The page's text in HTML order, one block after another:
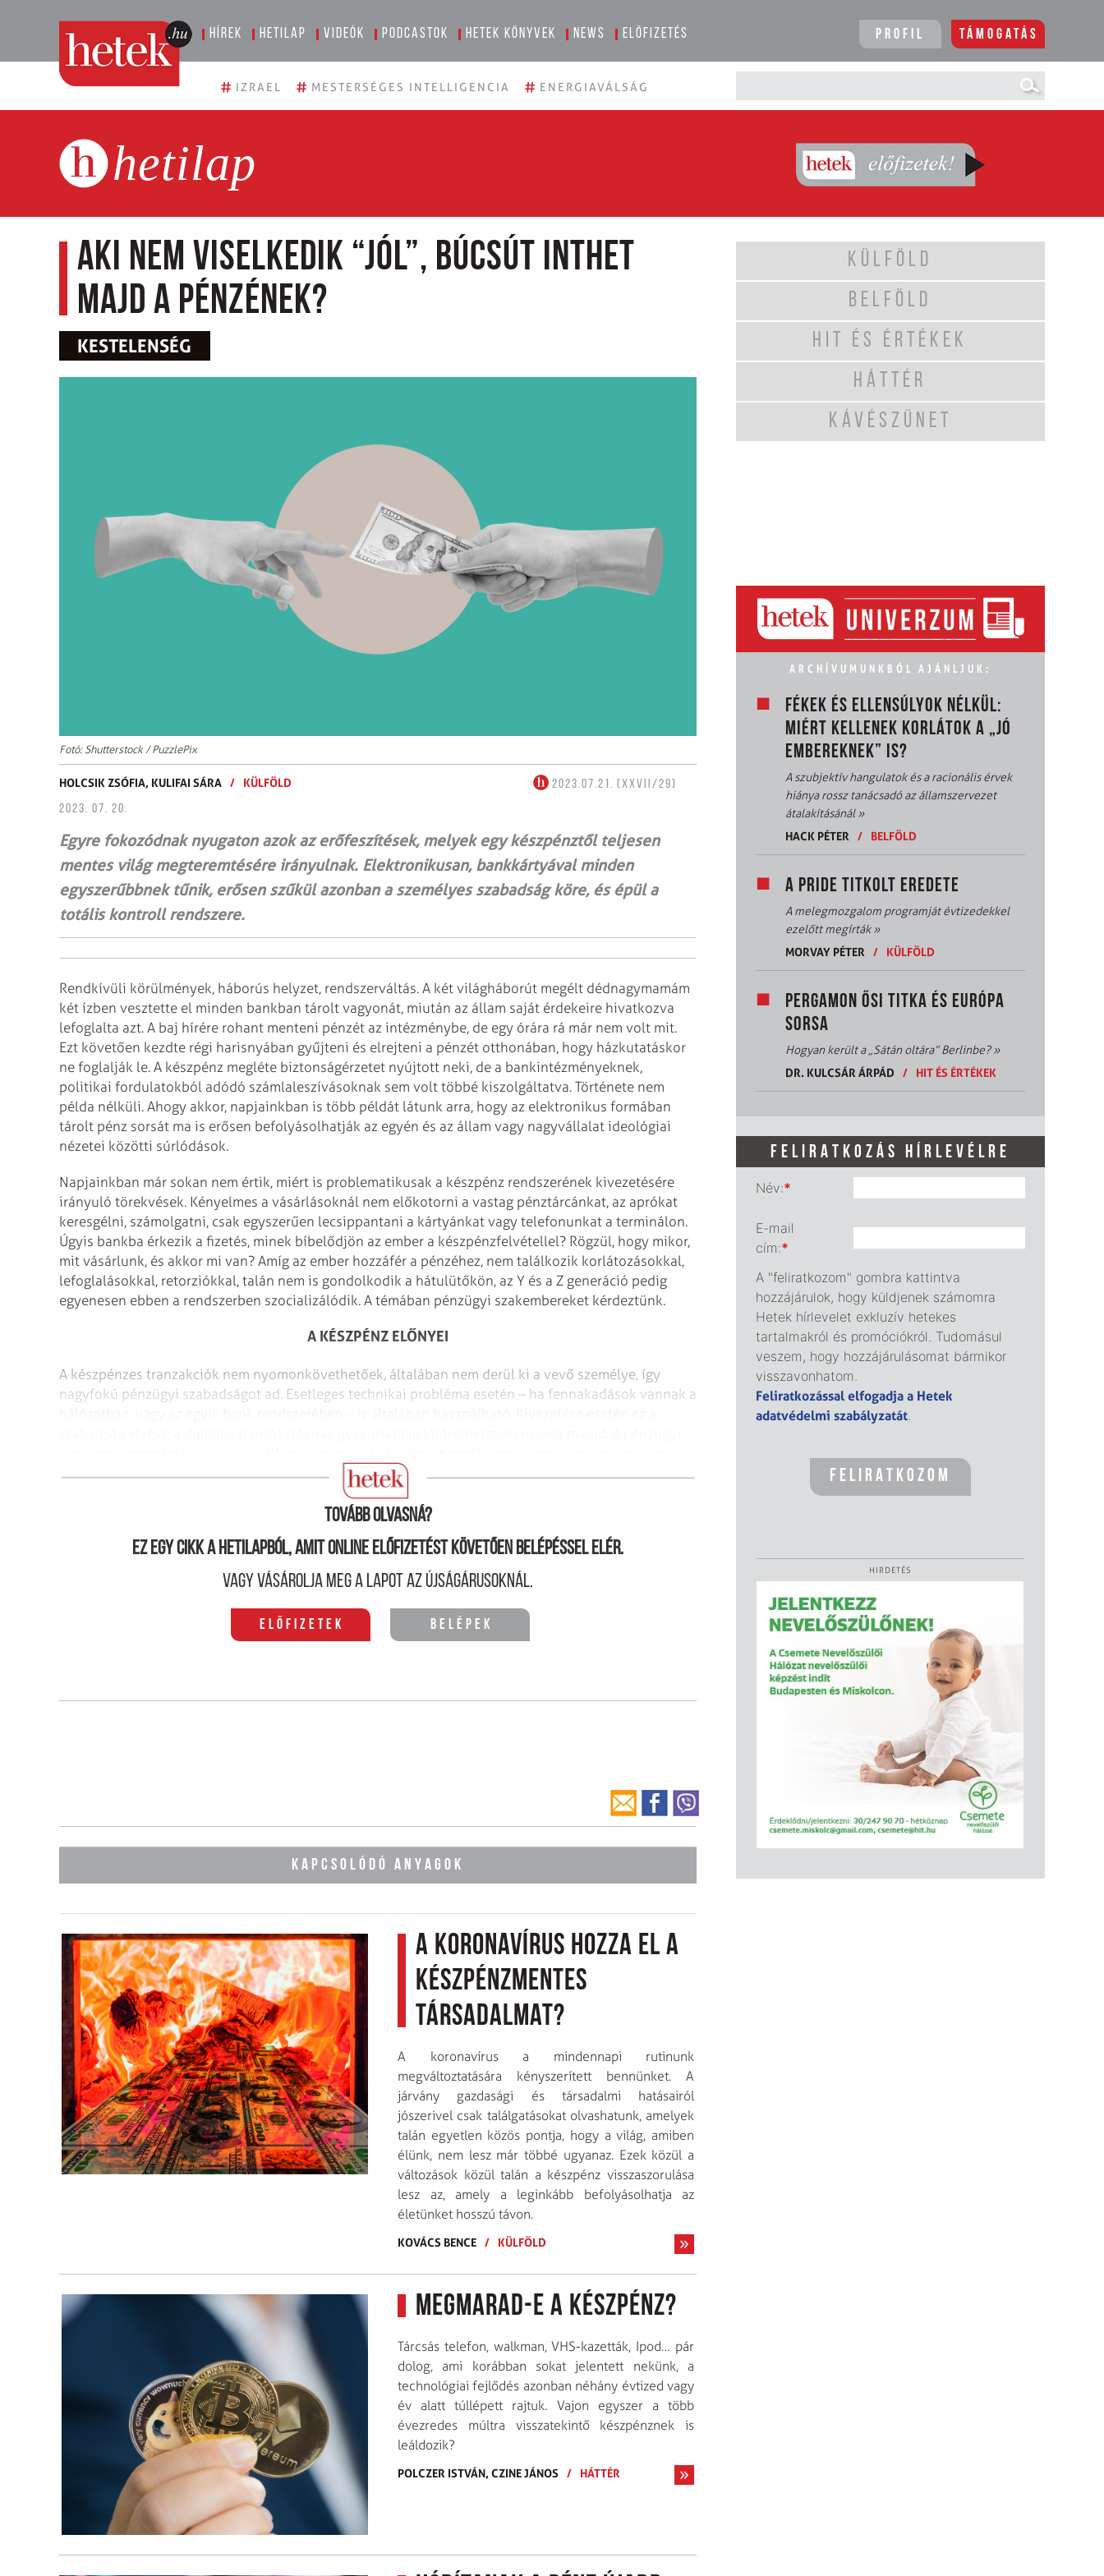
Hírek Hetilap Videók Podcastok Hetek könyvek News Előfizetés Profil Támogatás
# IZRAEL # MESTERSÉGES INTELLIGENCIA # ENERGIAVÁLSÁG
hetilap
Aki nem viselkedik “jól”, búcsút inthet
majd a pénzének?
KESTELENSÉG
Fotó: Shutterstock / PuzzlePix
HOLCSIK ZSÓFIA, KULIFAI SÁRA / KÜLFÖLD
2023.07.21. (XXVII/29)
2023. 07. 20.
Egyre fokozódnak nyugaton azok az erőfeszítések, melyek egy készpénztől teljesen
mentes világ megteremtésére irányulnak. Elektronikusan, bankkártyával minden
egyszerűbbnek tűnik, erősen szűkül azonban a személyes szabadság köre, és épül a
totális kontroll rendszere.
Rendkívüli körülmények, háborús helyzet, rendszerváltás. A két világháborút megélt dédnagymamám
két ízben vesztette el minden bankban tárolt vagyonát, miután az állam saját érdekeire hivatkozva
lefoglalta azt. A baj hírére rohant menteni pénzét az intézménybe, de egy órára rá már nem volt mit.
Ezt követően kezdte régi harisnyában gyűjteni és elrejteni a pénzét otthonában, hogy házkutatáskor
ne foglalják le. A készpénz megléte biztonságérzetet nyújtott neki, de a bankintézményeknek,
politikai fordulatokból adódó számlaleszívásoknak sem volt többé kiszolgáltatva. Története nem
példa nélküli. Ahogy akkor, napjainkban is több példát látunk arra, hogy az elektronikus formában
tárolt pénz sorsát ma is erősen befolyásolhatják az egyén és az állam vagy nagyvállalat ideológiai
nézetei közötti súrlódások.
Napjainkban már sokan nem értik, miért is problematikusak a készpénz rendszerének kivezetésére
irányuló törekvések. Kényelmes a vásárlásoknál nem előkotorni a vastag pénztárcánkat, az aprókat
keresgélni, számolgatni, csak egyszerűen lecsippantani a kártyánkat vagy telefonunkat a terminálon.
Úgyis bankba érkezik a fizetés, minek bíbelődjön az ember a készpénzfelvétellel? Rögzül, hogy mikor,
mit vásárlunk, és akkor mi van? Amíg az ember hozzáfér a pénzéhez, nem találkozik korlátozásokkal,
lefoglalásokkal, retorziókkal, talán nem is gondolkodik a hátulütőkön, az Y és a Z generáció pedig
egyenesen ebben a rendszerben szocializálódik. A témában pénzügyi szakembereket kérdeztünk.
A KÉSZPÉNZ ELŐNYEI
A készpénzes tranzakciók nem nyomonkövethetőek, általában nem derül ki a vevő személye, így
nagyfokú pénzügyi szabadságot ad. Esetleges technikai probléma esetén – ha fennakadások vannak a
történetéhez, felügyelheti, és akár korlátozhatja is azt.
Tovább olvasná?
Ez egy cikk a hetilapból, amit online előfizetést követően belépéssel elér.
Vagy vásárolja meg a lapot az újságárusoknál.
Előfizetek Belépek
KAPCSOLÓDÓ ANYAGOK
A koronavírus hozza el a
készpénzmentes
társadalmat?
A koronavírus a mindennapi rutinunk
megváltoztatására kényszerített bennünket. A
járvány gazdasági és társadalmi hatásairól
jószerivel csak találgatásokat olvashatunk, amelyek
talán egyetlen közös pontja, hogy a világ, amiben
élünk, nem lesz már többé ugyanaz. Ezek közül a
változások közül talán a készpénz visszaszorulása
lesz az, amely a leginkább befolyásolhatja az
életünket hosszú távon.
KOVÁCS BENCE / KÜLFÖLD
Megmarad-e a készpénz?
Tárcsás telefon, walkman, VHS-kazetták, Ipod… pár
dolog, ami korábban sokat jelentett nekünk, a
technológiai fejlődés azonban néhány évtized vagy
év alatt túllépett rajtuk. Vajon egyszer a több
évezredes múltra visszatekintő készpénznek is
leáldozik?
POLCZER ISTVÁN,CZINE JÁNOS / HÁTTÉR
KÜLFÖLD
BELFÖLD
HIT ÉS ÉRTÉKEK
HÁTTÉR
KÁVÉSZÜNET
ARCHÍVUMUNKBÓL AJÁNLJUK:
FÉKEK ÉS ELLENSÚLYOK NÉLKÜL:
MIÉRT KELLENEK KORLÁTOK A „JÓ
EMBEREKNEK” IS?
A szubjektív hangulatok és a racionális érvek
hiánya rossz tanácsadó az államszervezet
átalakításánál»
HACK PÉTER
/ BELFÖLD
A PRIDE TITKOLT EREDETE
A melegmozgalom programját évtizedekkel
ezelőtt megírták»
MORVAY PÉTER
/ KÜLFÖLD
PERGAMON ŐSI TITKA ÉS EURÓPA
SORSA
Hogyan került a „Sátán oltára” Berlinbe?»
DR. KULCSÁR ÁRPÁD
/ HIT ÉS ÉRTÉKEK
FELIRATKOZÁS HÍRLEVÉLRE
Név:*
E-mail
cím:*
A "feliratkozom" gombra kattintva
hozzájárulok, hogy küldjenek számomra
Hetek hírlevelet exkluzív hetekes
tartalmakról és promóciókról. Tudomásul
veszem, hogy hozzájárulásomat bármikor
visszavonhatom.
Feliratkozással elfogadja a Hetek
adatvédelmi szabályzatát.
HIRDETÉS